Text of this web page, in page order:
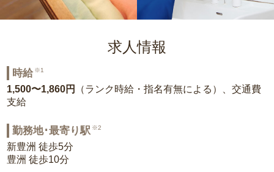
求人情報
時給 ※1
1,500〜1,860円
（ランク時給・指名有無による）、交通費
支給
勤務地･最寄り駅 ※2
新豊洲 徒歩5分
豊洲 徒歩10分